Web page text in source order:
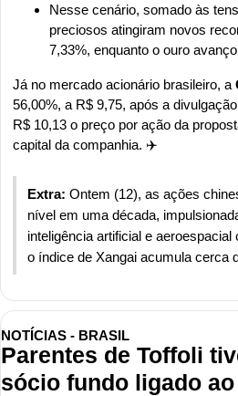
Nesse cenário, somado às
preciosos atingiram novos
7,33%, enquanto o ouro
Já no mercado acionário brasileiro, a
56,00%, a R$ 9,75, após a
R$ 10,13 o preço por ação da
capital da companhia. ✈️
Extra: Ontem (12), as ações
nível em uma década,
inteligência artificial e
o índice de Xangai acumula cerca
NOTÍCIAS - BRASIL
Parentes de Toffoli
sócio fundo ligado